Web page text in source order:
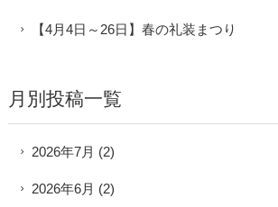
【4月4日～26日】春の礼装まつり
月別投稿一覧
2026年7月 (2)
2026年6月 (2)